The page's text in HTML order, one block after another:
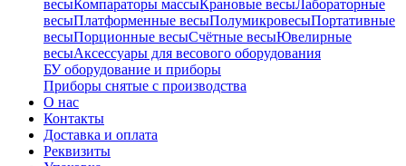
весыКомпараторы массыКрановые весыЛабораторные
весыПлатформенные весыПолумикровесыПортативные
весыПорционные весыСчётные весыЮвелирные
весыАксессуары для весового оборудования
БУ оборудование и приборы
Приборы снятые с производства
О нас
Контакты
Доставка и оплата
Реквизиты